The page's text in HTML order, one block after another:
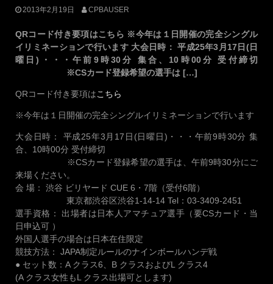
2013年2月19日 CPBAUSER
QRコード付き要項はこちら ※今年は１日開催の完全シングル
イリミネーションで行います 大会日時： 平成25年3月17日(日
曜日)・・・午前9時30分 集合、10時00分 受付締切
※CSカード登録希望の選手は […]
QRコード付き要項はこちら
※今年は１日開催の完全シングルイリミネーションで行います
大会日時： 平成25年3月17日(日曜日)・・・午前9時30分 集
合、10時00分 受付締切
※CSカード登録希望の選手は、午前9時30分にご
来場ください。
会 場： 渋谷 ビリヤード CUE 6・7階（受付6階）
東京都渋谷区渋谷1-14-14 Tel：03-3409-2451
選手資格： 出場者は日本人アマチュア選手（要CSカード・当
日申込可 ）
外国人選手の場合は日本在住限定
競技方法： JAPA制定ルールのナインボールハンデ戦
● セット数：A クラス6、B クラスおよびL クラス4
(A クラス女性もL クラス出場可とします)